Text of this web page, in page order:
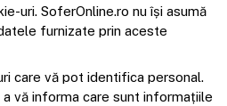
uri. SoferOnline.ro nu își asumă
furnizate prin aceste
care vă pot identifica personal.
vă informa care sunt informațiile